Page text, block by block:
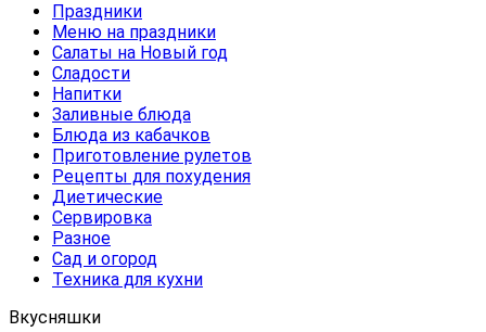
Праздники
Меню на праздники
Салаты на Новый год
Сладости
Напитки
Заливные блюда
Блюда из кабачков
Приготовление рулетов
Рецепты для похудения
Диетические
Сервировка
Разное
Сад и огород
Техника для кухни
Вкусняшки